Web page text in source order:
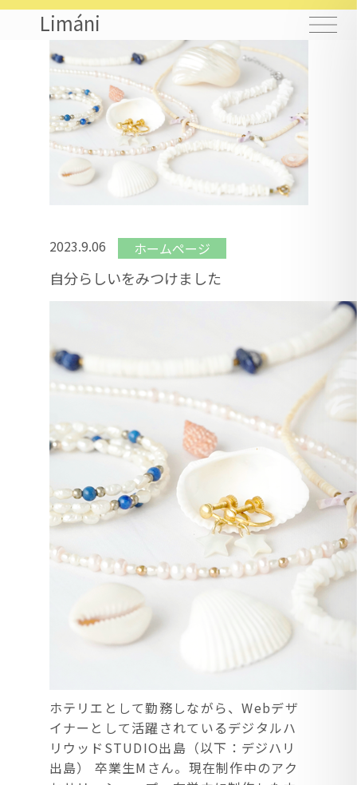
Limáni
2023.9.06 ホームページ
自分らしいをみつけました
ホテリエとして勤務しながら、Webデザ
イナーとして活躍されているデジタルハ
リウッドSTUDIO出島（以下：デジハリ
出島） 卒業生Mさん。現在制作中のアク